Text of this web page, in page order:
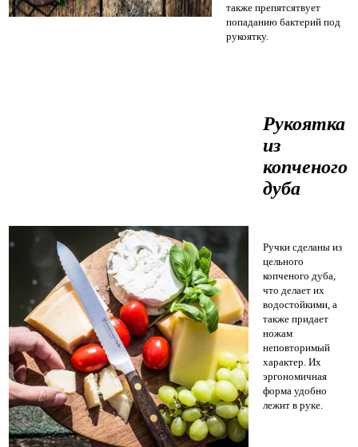
также препятсятвует
попаданию бактерий под
рукоятку.
Рукоятка
из
копченого
дуба
Ручки сделаны из
цельного
копченого дуба,
что делает их
водостойкими, а
также придает
ножам
неповторимый
характер. Их
эргономичная
форма удобно
лежит в руке.